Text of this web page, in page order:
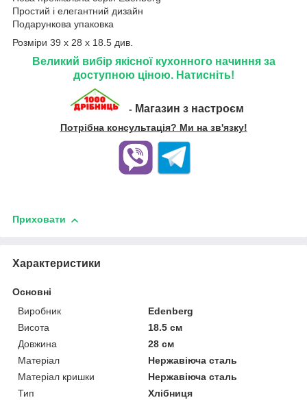
Простий і елегантний дизайн
Подарункова упаковка
Розміри 39 x 28 x 18.5 див.
Великий вибір якісної кухонного начиння за
доступною ціною. Натисніть!
- Магазин з настроєм
Потрібна консультація? Ми на зв'язку!
Приховати
Характеристики
Основні
Виробник
Edenberg
Висота
18.5 см
Довжина
28 см
Матеріал
Нержавіюча сталь
Матеріал кришки
Нержавіюча сталь
Тип
Хлібниця